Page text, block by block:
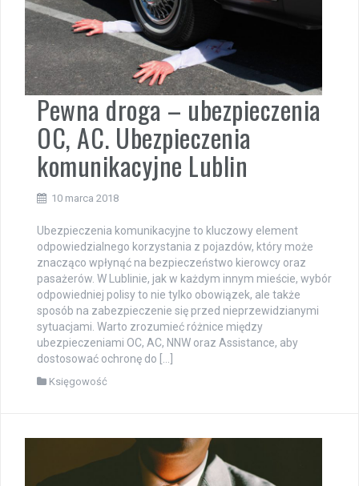
Pewna droga – ubezpieczenia
OC, AC. Ubezpieczenia
komunikacyjne Lublin
10 marca 2018
Ubezpieczenia komunikacyjne to kluczowy element
odpowiedzialnego korzystania z pojazdów, który może
znacząco wpłynąć na bezpieczeństwo kierowcy oraz
pasażerów. W Lublinie, jak w każdym innym mieście, wybór
odpowiedniej polisy to nie tylko obowiązek, ale także
sposób na zabezpieczenie się przed nieprzewidzianymi
sytuacjami. Warto zrozumieć różnice między
ubezpieczeniami OC, AC, NNW oraz Assistance, aby
dostosować ochronę do […]
Księgowość